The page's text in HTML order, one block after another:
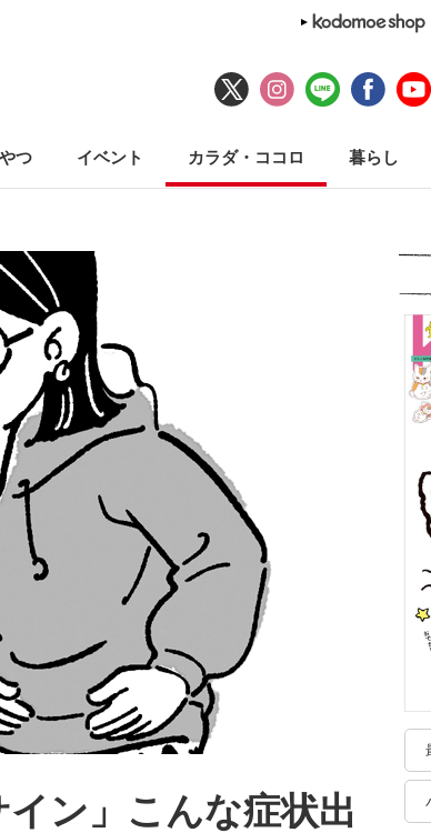
つ イベント カラダ・ココロ 暮らし
イン」こんな症状出